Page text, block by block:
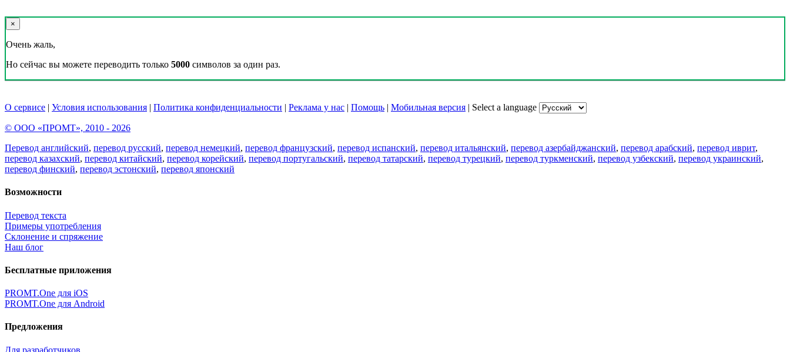
×
Очень жаль,
Но сейчас вы можете переводить только 5000 символов за один раз.
О сервисе | Условия использования | Политика конфиденциальности | Реклама у нас | Помощь | Мобильная версия | Select a language
© ООО «ПРОМТ», 2010 - 2026
Перевод английский, перевод русский, перевод немецкий, перевод французский, перевод испанский, перевод итальянский, перевод азербайджанский, перевод арабский, перевод иврит,
перевод казахский, перевод китайский, перевод корейский, перевод португальский, перевод татарский, перевод турецкий, перевод туркменский, перевод узбекский, перевод украинский,
перевод финский, перевод эстонский, перевод японский
Возможности
Перевод текста
Примеры употребления
Склонение и спряжение
Наш блог
Бесплатные приложения
PROMT.One для iOS
PROMT.One для Android
Предложения
Для разработчиков